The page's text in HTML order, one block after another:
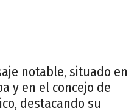
notable, situado en
y en el concejo de
destacando su